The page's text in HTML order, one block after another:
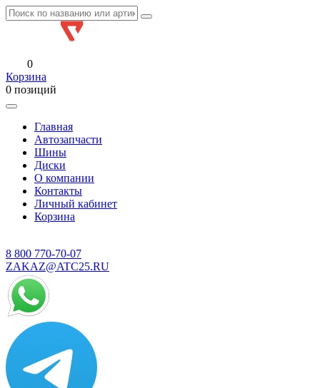
0
Корзина
0 позиций
Главная
Автозапчасти
Шины
Диски
О компании
Контакты
Личный кабинет
Корзина
8 800 770-70-07
ZAKAZ@ATC25.RU